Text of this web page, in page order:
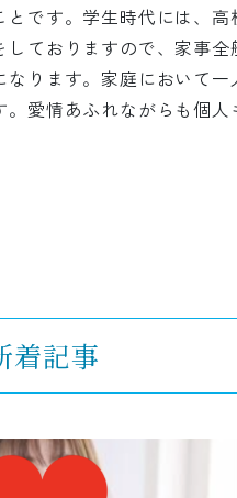
です。学生時代には、
ておりますので、家事
ります。家庭において
愛情あふれながらも個
着記事